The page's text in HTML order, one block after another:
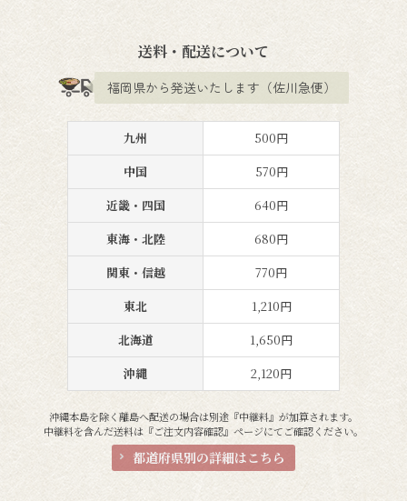
送料・配送について
福岡県から発送いたします（佐川急便）
九州
中国
近畿・四国
東海・北陸
関東・信越
東北
北海道
沖縄
500円
570円
640円
680円
770円
1,210円
1,650円
2,120円
沖縄本島を除く離島へ配送の場合は別途『中継料』が加算されます。
中継料を含んだ送料は『ご注文内容確認』ページにてご確認ください。
都道府県別の詳細はこちら